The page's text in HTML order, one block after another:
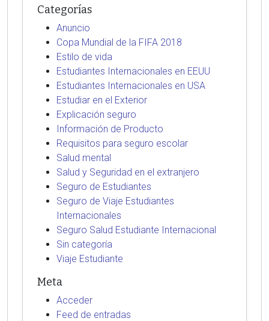
Categorías
Anuncio
Copa Mundial de la FIFA 2018
Estilo de vida
Estudiantes Internacionales en EEUU
Estudiantes Internacionales en USA
Estudiar en el Exterior
Explicación seguro
Información de Producto
Requisitos para seguro escolar
Salud mental
Salud y Seguridad en el extranjero
Seguro de Estudiantes
Seguro de Viaje Estudiantes
Internacionales
Seguro Salud Estudiante Internacional
Sin categoría
Viaje Estudiante
Meta
Acceder
Feed de entradas